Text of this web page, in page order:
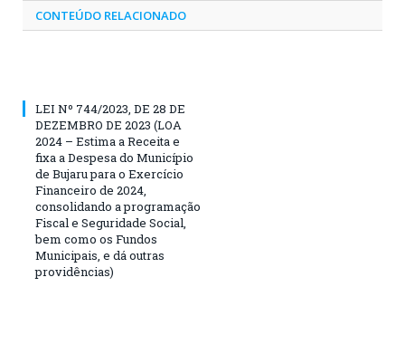
CONTEÚDO RELACIONADO
LEI Nº 744/2023, DE 28 DE
DEZEMBRO DE 2023 (LOA
2024 – Estima a Receita e
fixa a Despesa do Município
de Bujaru para o Exercício
Financeiro de 2024,
consolidando a programação
Fiscal e Seguridade Social,
bem como os Fundos
Municipais, e dá outras
providências)